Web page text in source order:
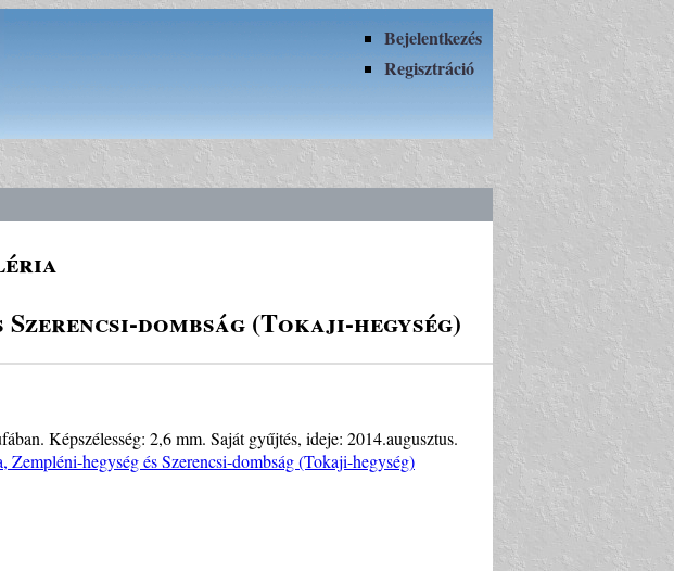
Bejelentkezés
Regisztráció
dombság (Tokaji-hegység)
Képszélesség: 2,6 mm. Saját gyűjtés, ideje: 2014.augusztus.
hegység és Szerencsi-dombság (Tokaji-hegység)